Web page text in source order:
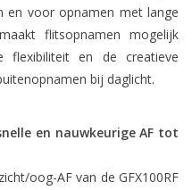
en voor opnamen met lange
flitsopnamen mogelijk
flexibiliteit en de creatieve
bij daglicht.
en nauwkeurige AF tot
oog-AF van de GFX100RF